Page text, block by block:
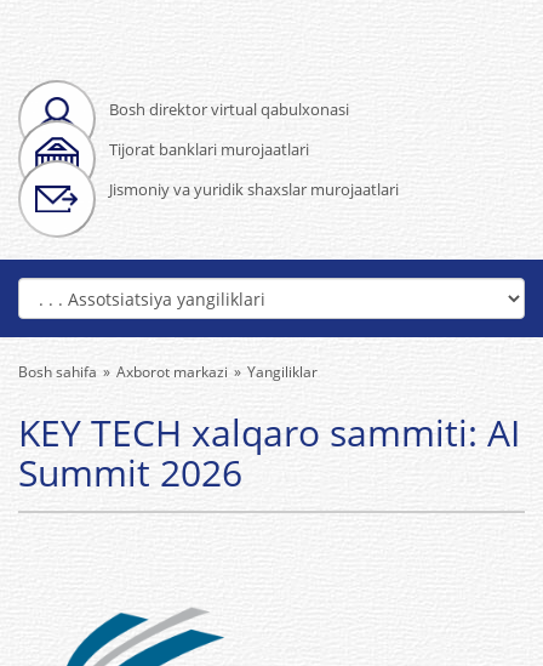
Bosh direktor virtual qabulxonasi
Tijorat banklari murojaatlari
Jismoniy va yuridik shaxslar murojaatlari
Bosh sahifa Axborot markazi Yangiliklar
KEY TECH xalqaro sammiti: AI
Summit 2026